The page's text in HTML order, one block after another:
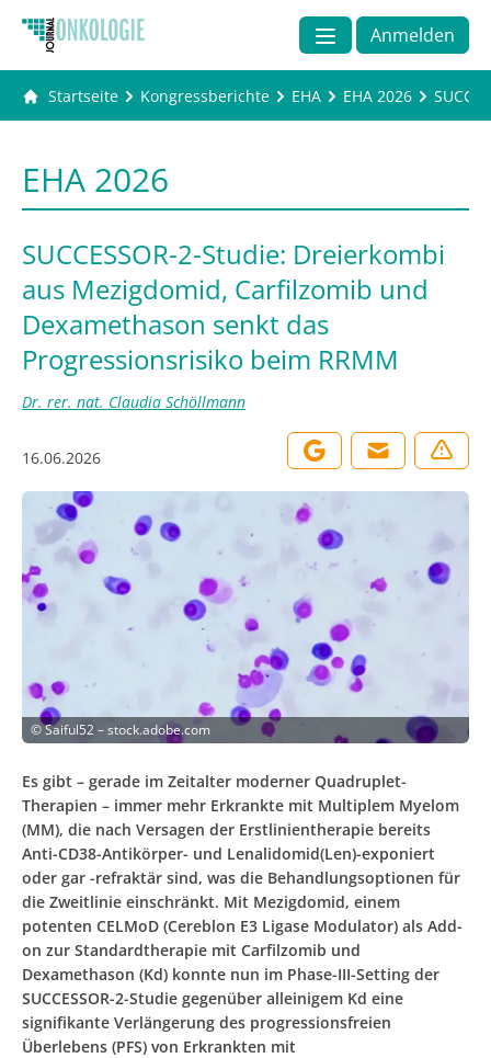
Anmelden
Startseite Kongressberichte EHA EHA 2026
EHA 2026
SUCCESSOR-2-Studie: Dreierkombi
aus Mezigdomid, Carfilzomib und
Dexamethason senkt das
Progressionsrisiko beim RRMM
Dr. rer. nat. Claudia Schöllmann
16.06.2026
©Saiful52 – stock.adobe.com
Es gibt – gerade im Zeitalter moderner Quadruplet-
Therapien – immer mehr Erkrankte mit Multiplem Myelom
(MM), die nach Versagen der Erstlinientherapie bereits
Anti-CD38-Antikörper- und Lenalidomid(Len)-exponiert
oder gar -refraktär sind, was die Behandlungsoptionen für
die Zweitlinie einschränkt. Mit Mezigdomid, einem
potenten CELMoD (Cereblon E3 Ligase Modulator) als Add-
on zur Standardtherapie mit Carfilzomib und
Dexamethason (Kd) konnte nun im Phase-III-Setting der
SUCCESSOR-2-Studie gegenüber alleinigem Kd eine
signifikante Verlängerung des progressionsfreien
Überlebens (PFS) von Erkrankten mit